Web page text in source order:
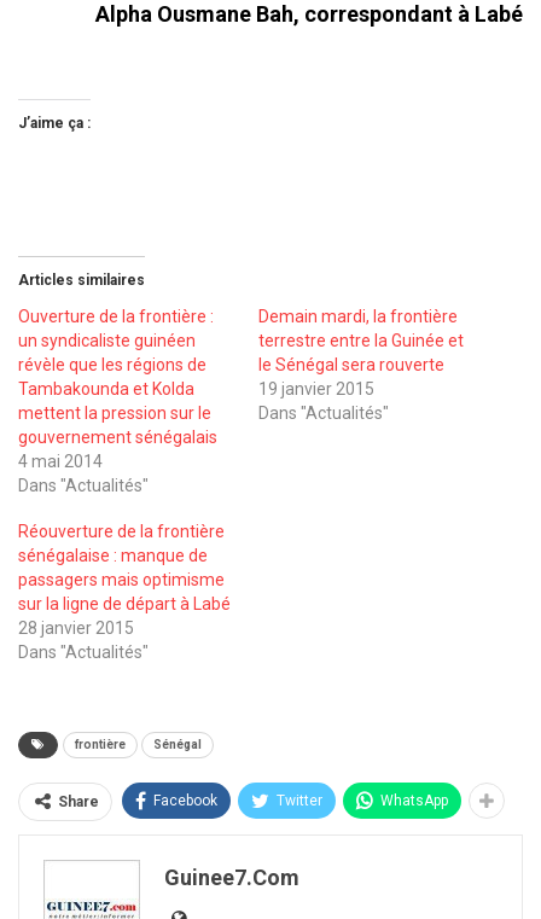
Alpha Ousmane Bah, correspondant à Labé
J’aime ça :
Articles similaires
Ouverture de la frontière :
un syndicaliste guinéen
révèle que les régions de
Tambakounda et Kolda
mettent la pression sur le
gouvernement sénégalais
4 mai 2014
Dans "Actualités"
Demain mardi, la frontière
terrestre entre la Guinée et
le Sénégal sera rouverte
19 janvier 2015
Dans "Actualités"
Réouverture de la frontière
sénégalaise : manque de
passagers mais optimisme
sur la ligne de départ à Labé
28 janvier 2015
Dans "Actualités"
frontière Sénégal
Share Facebook Twitter WhatsApp
Guinee7.com